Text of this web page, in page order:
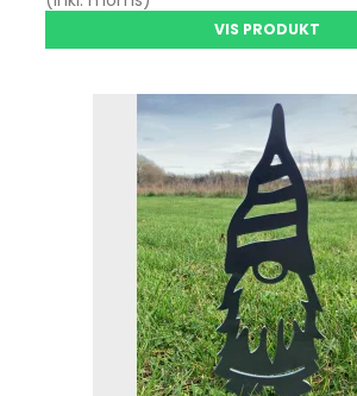
VIS PRODUKT